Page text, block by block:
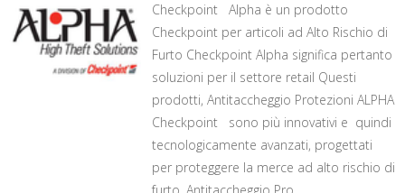
Checkpoint Alpha è un prodotto
Checkpoint per articoli ad Alto Rischio di
Furto Checkpoint Alpha significa pertanto
soluzioni per il settore retail Questi
prodotti, Antitaccheggio Protezioni ALPHA
Checkpoint sono più innovativi e quindi
tecnologicamente avanzati, progettati
per proteggere la merce ad alto rischio di